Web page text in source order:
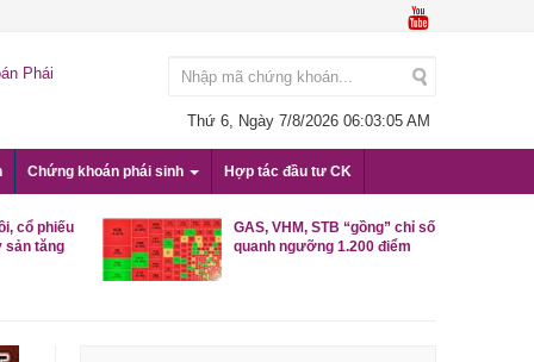
Phái
Thứ 6, Ngày 7/8/2026 06:03:06 AM
Chứng khoán phái sinh Hợp tác đầu tư CK
cổ phiếu
sản tăng
GAS, VHM, STB “gồng” chỉ số
quanh ngưỡng 1.200 điểm